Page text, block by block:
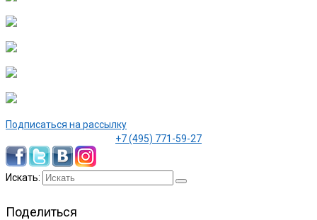
Подписаться на рассылку
+7 (495) 771-59-27
Искать:
Поделиться